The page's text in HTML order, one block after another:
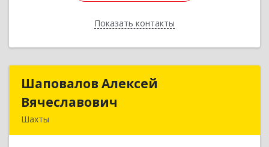
Показать контакты
Назад
Шаповалов Алексей
Вячеславович
Шахты
Шаповалов Алексей